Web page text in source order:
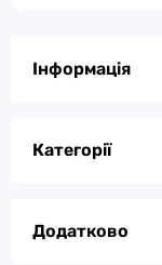
Інформація
Категорії
Додатково